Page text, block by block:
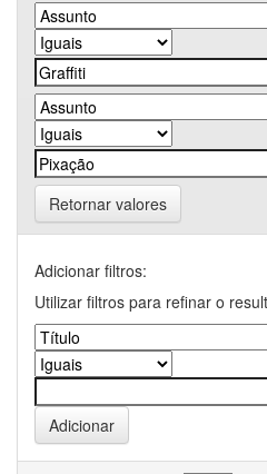
Retornar valores
Adicionar filtros:
Utilizar filtros para refinar o